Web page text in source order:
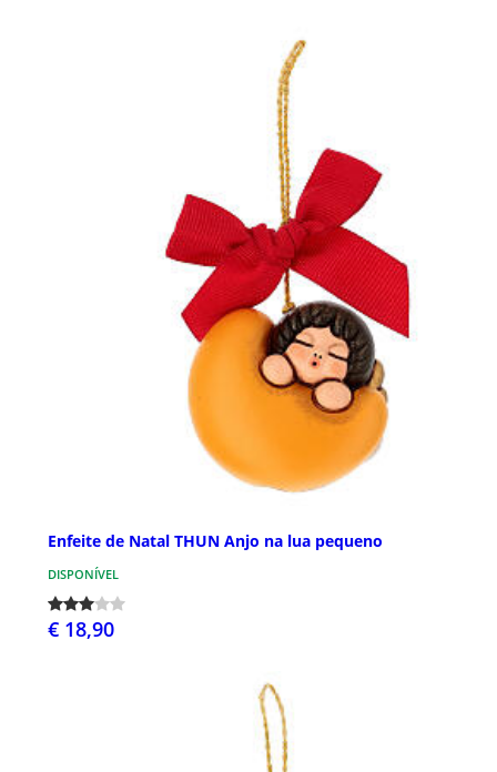
Enfeite de Natal THUN Anjo na lua pequeno
DISPONÍVEL
€ 18,90